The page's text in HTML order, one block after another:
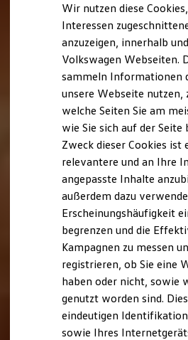
Laden unterwegs
Laden Zuhause
Ladestationen finden
Ladezeitensimulator
Batterie
Sicherheit
Nachhaltigkeit
Technologie
Kosten und Kauf
Kaufoptionen
E-Auto-Förderung
Software und
Die ID. Software 6
ID. Software
Digitale Extras
Schnittstellen zu
Hybridautos
Marke und Erlebnis
Volkswagen R und R
R-Modelle
R Experience
Driving Experience
Volkswagen entdecken
Werkbesichtigung
Wir nutzen diese
Interessen
anzuzeigen, innerhalb
Volkswagen Webseiten.
sammeln Informationen
unsere Webseite nutzen,
welche Seiten Sie am
wie Sie sich auf der Seite
Zweck dieser Cookies ist
relevantere und an Ihre
angepasste Inhalte
außerdem dazu
Erscheinungshäufigkeit
begrenzen und die
Kampagnen zu messen
registrieren, ob Sie eine
haben oder nicht, sowie
genutzt worden sind.
eindeutigen
sowie Ihres